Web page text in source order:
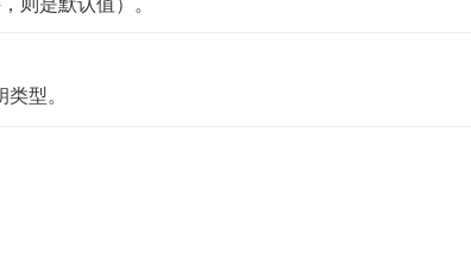
则是默认值）。
型。